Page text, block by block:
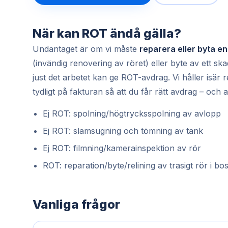
När kan ROT ändå gälla?
Undantaget är om vi måste reparera eller byta
(invändig renovering av röret) eller byte av ett
just det arbetet kan ge ROT-avdrag. Vi håller
tydligt på fakturan så att du får rätt avdrag – och
Ej ROT: spolning/högtrycksspolning av avlopp
Ej ROT: slamsugning och tömning av tank
Ej ROT: filmning/kamerainspektion av rör
ROT: reparation/byte/relining av trasigt rör i
Vanliga frågor